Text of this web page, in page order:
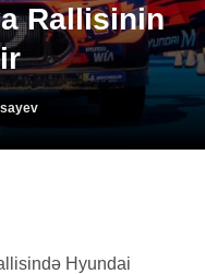
Rallisinin
Hyundai